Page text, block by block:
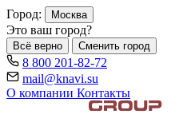
Город: Москва
Это ваш город?
Всё верно Сменить город
8 800 201-82-72
mail@knavi.su
О компании Контакты